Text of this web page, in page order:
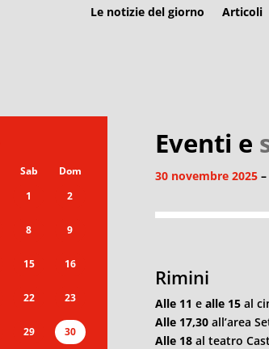
Le notizie del giorno Articoli
Sab
Dom
1
2
8 9
15 16
22 23
29 30
Eventi e
30 novembre 2025
Rimini
Alle 11e alle 15 al
Alle 17,30 all’area
Alle 18 al teatro